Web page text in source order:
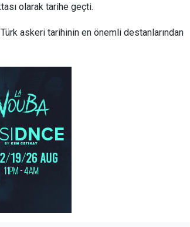
olarak tarihe geçti.
askeri tarihinin en önemli destanlarından